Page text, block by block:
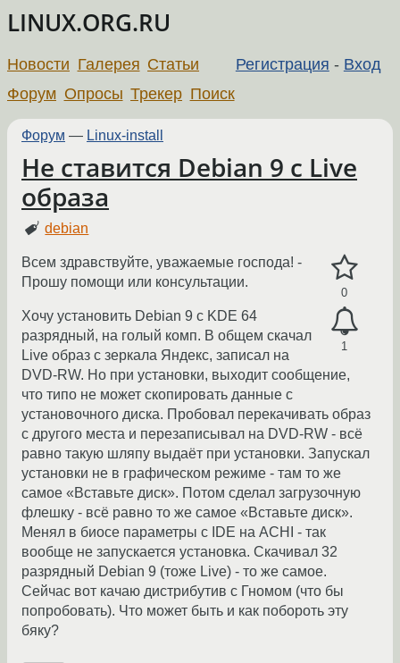
LINUX.ORG.RU
Регистрация - Вход
Новости Галерея Статьи
Форум Опросы Трекер Поиск
Форум — Linux-install
Не ставится Debian 9 с Live
образа
debian
0
1
Всем здравствуйте, уважаемые господа! -
Прошу помощи или консультации.
Хочу установить Debian 9 с KDE 64
разрядный, на голый комп. В общем скачал
Live образ с зеркала Яндекс, записал на
DVD-RW. Но при установки, выходит сообщение,
что типо не может скопировать данные с
установочного диска. Пробовал перекачивать образ
с другого места и перезаписывал на DVD-RW - всё
равно такую шляпу выдаёт при установки. Запускал
установки не в графическом режиме - там то же
самое «Вставьте диск». Потом сделал загрузочную
флешку - всё равно то же самое «Вставьте диск».
Менял в биосе параметры с IDE на ACHI - так
вообще не запускается установка. Скачивал 32
разрядный Debian 9 (тоже Live) - то же самое.
Сейчас вот качаю дистрибутив с Гномом (что бы
попробовать). Что может быть и как побороть эту
бяку?